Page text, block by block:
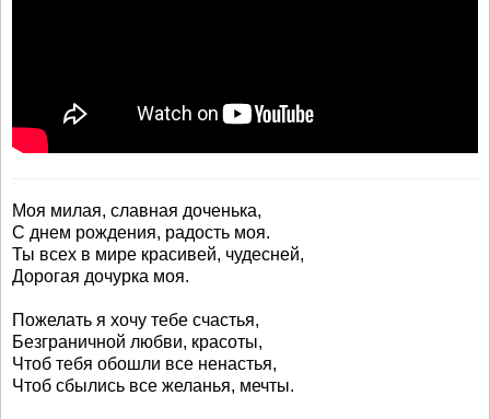
Моя милая, славная доченька,
С днем рождения, радость моя.
Ты всех в мире красивей, чудесней,
Дорогая дочурка моя.
Пожелать я хочу тебе счастья,
Безграничной любви, красоты,
Чтоб тебя обошли все ненастья,
Чтоб сбылись все желанья, мечты.